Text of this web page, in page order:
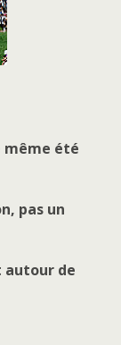
même été
pas un
autour de